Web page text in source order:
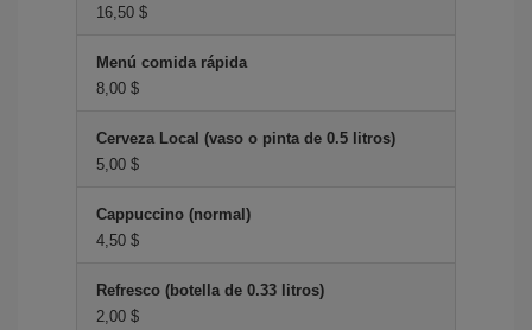
16,50 $
Menú comida rápida
8,00 $
Cerveza Local (vaso o pinta de 0.5 litros)
5,00 $
Cappuccino (normal)
4,50 $
Refresco (botella de 0.33 litros)
2,00 $